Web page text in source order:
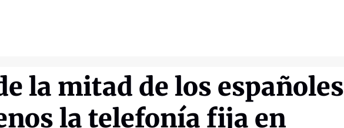
la mitad de los españoles
la telefonía fija en